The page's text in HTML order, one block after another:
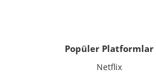
Popüler Platformlar
Netflix